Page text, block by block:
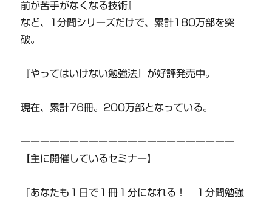
前が苦手がなくなる技術』
など、1分間シリーズだけで、累計180万部を突
破。
『やってはいけない勉強法』が好評発売中。
現在、累計76冊。200万部となっている。
ーーーーーーーーーーーーーーーーーーーーーー
【主に開催しているセミナー】
「あなたも１日で１冊１分になれる！ １分間勉強